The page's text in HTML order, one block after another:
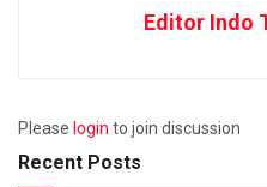
Editor Indo
Please login to join discussion
Recent Posts